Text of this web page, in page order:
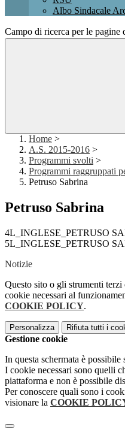
Albo Sindacale
Campo di ricerca per le pagine
Home >
A.S. 2015-2016 >
Programmi svolti >
Programmi raggruppati
Petruso Sabrina
Petruso Sabrina
4L_INGLESE_PETRUSO
5L_INGLESE_PETRUSO
Notizie
Questo sito o gli strumenti
cookie necessari al
COOKIE POLICY.
Personalizza Rifiuta tutti i
Gestione cookie
In questa schermata è
I cookie necessari sono quelli
piattaforma e non è possibile
Per conoscere quali sono i
visionare la COOKIE